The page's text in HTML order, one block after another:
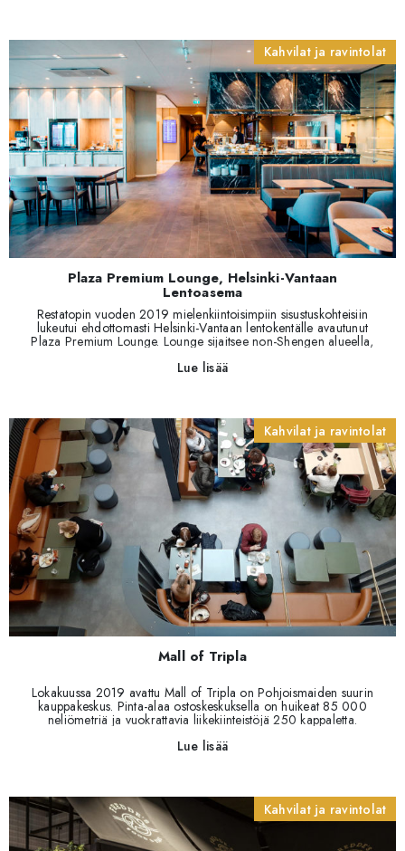
ravintolakeskittymäksi kehittyneen Bottan tilojen uudistaminen
alkoi ensimmäisen kerran jo keväällä 2017. Juhlasali uudistettiin
keväällä 2019 ja sen seurauksena siitä kuoriutui yksi Helsingin
upeimmista juhlatiloista. Tilojen sisustuksen suunnittelusta vastasi
Lela Louhio.
Kahvilat ja ravintolat
Plaza Premium Lounge, Helsinki-Vantaan
Lentoasema
Restatopin vuoden 2019 mielenkiintoisimpiin sisustuskohteisiin
lukeutui ehdottomasti Helsinki-Vantaan lentokentälle avautunut
Plaza Premium Lounge. Lounge sijaitsee non-Shengen alueella,
kulkuluvat ja asennusaikataulujen tarkan suunnittelun. Kohteen
mielenkiintoinen kokonaisuus, joka sisälsi irtokalusteiden lisäksi
myös paljon räätälöityjä mittatilauskalusteita.
Lue lisää
Kahvilat ja ravintolat
Mall of Tripla
Lokakuussa 2019 avattu Mall of Tripla on Pohjoismaiden suurin
kauppakeskus. Pinta-alaa ostoskeskuksella on huikeat 85 000
neliömetriä ja vuokrattavia liikekiinteistöjä 250 kappaletta.
ja juomaravintolat.
Lue lisää
Kahvilat ja ravintolat